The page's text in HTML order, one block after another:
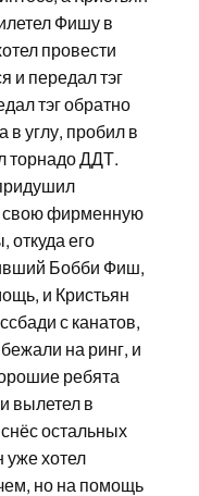
Фишу в
провести
и передал тэг
тэг обратно
в углу, пробил в
торнадо ДДТ.
свою фирменную
откуда его
Бобби Фиш,
и Кристьян
с канатов,
на ринг, и
ребята
вылетел в
остальных
уже хотел
но на помощь